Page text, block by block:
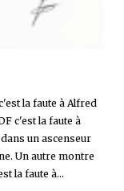
la faute à Alfred
c'est la faute à
un ascenseur
Un autre montre
la faute à...